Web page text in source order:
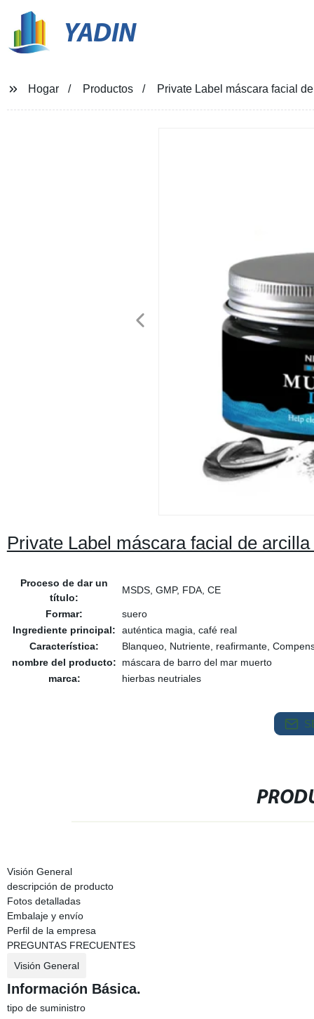
YADIN
Hogar Productos Private Label máscara facial
Private Label máscara facial de
Proceso de dar un
título:
MSDS, GMP, FDA, CE
Formar:
suero
Ingrediente principal:
auténtica magia, café real
Característica:
Blanqueo, Nutriente, reafirmante,
nombre del producto:
máscara de barro del mar muerto
marca:
hierbas neutriales
Visión General
descripción de producto
Fotos detalladas
Embalaje y envío
Perfil de la empresa
PREGUNTAS FRECUENTES
Visión General
Información Básica.
tipo de suministro